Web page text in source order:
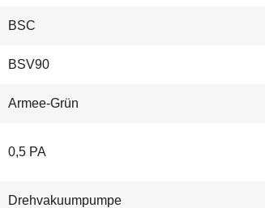
BSC
BSV90
Armee-Grün
0,5 PA
Drehvakuumpumpe